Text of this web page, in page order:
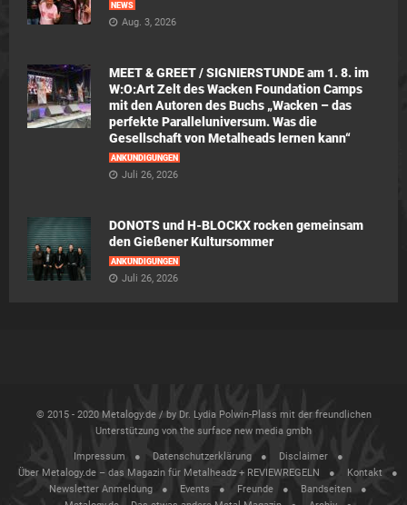
NEWS
Aug. 3, 2026
MEET & GREET / SIGNIERSTUNDE am 1. 8. im
W:O:Art Zelt des Wacken Foundation Camps
mit den Autoren des Buchs „Wacken – das
perfekte Paralleluniversum. Was die
Gesellschaft von Metalheads lernen kann“
ANKÜNDIGUNGEN
Juli 26, 2026
DONOTS und H-BLOCKX rocken gemeinsam
den Gießener Kultursommer
ANKÜNDIGUNGEN
Juli 26, 2026
© 2015 - 2020 Metalogy.de / by Dr. Lydia Polwin-Plass mit der freundlichen
Unterstützung von the surface new media gmbh
Impressum Datenschutzerklärung
Disclaimer
Über Metalogy.de – das Magazin für Metalheadz + REVIEWREGELN
Kontakt
Newsletter Anmeldung
Events Freunde
Bandseiten